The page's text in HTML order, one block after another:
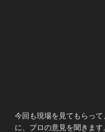
今回も現場を見てもらっ
に、プロの意見を聞きます